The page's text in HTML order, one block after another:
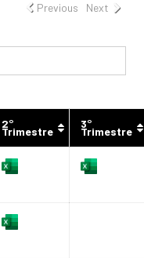
Previous Next
2°
Trimestre
3°
Trimestre